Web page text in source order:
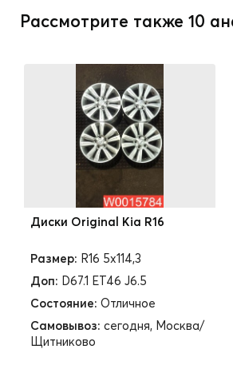
Рассмотрите также 10
Диски Original Kia R16
Размер: R16 5x114,3
Доп: D67.1 ET46 J6.5
Состояние: Отличное
Самовывоз: сегодня, Москва/
Щитниково